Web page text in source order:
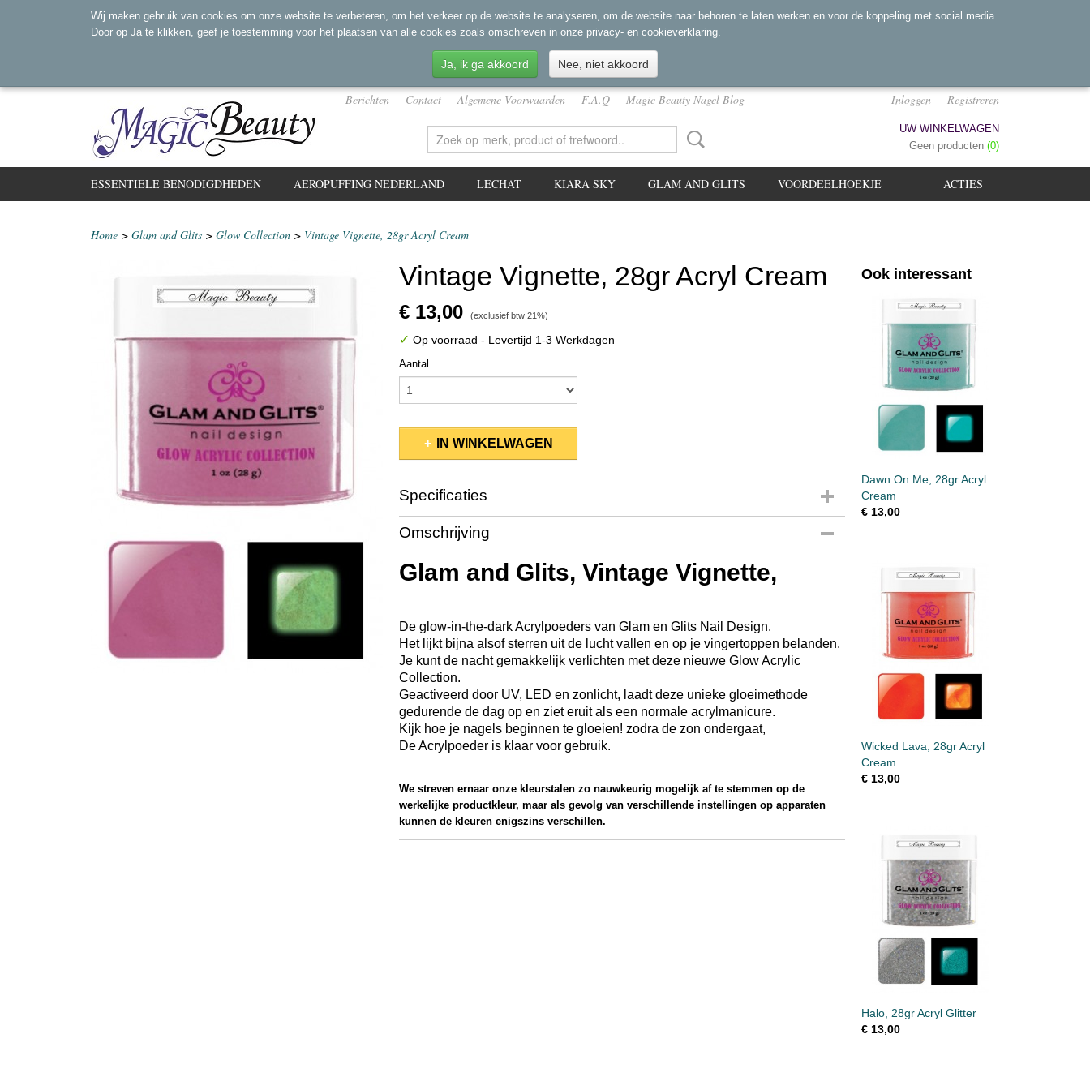
Berichten Contact Algemene Voorwaarden F.A.Q Magic Beauty Nagel Blog Inloggen Registreren
UW WINKELWAGEN
Geen producten (0)
ACTIES
ESSENTIELE BENODIGDHEDEN AEROPUFFING NEDERLAND LECHAT KIARA SKY GLAM AND GLITS VOORDEELHOEKJE
Home > Glam and Glits > Glow Collection > Vintage Vignette, 28gr Acryl Cream
Vintage Vignette, 28gr Acryl Cream
€ 13,00 (exclusief btw 21%)
✓ Op voorraad - Levertijd 1-3 Werkdagen
Aantal
IN WINKELWAGEN
Specificaties
Productcode
EAN code
Bruto gewicht
0,06 Kg
Omschrijving
Glam and Glits, Vintage Vignette,
De glow-in-the-dark Acrylpoeders van Glam en Glits Nail Design.
Het lijkt bijna alsof sterren uit de lucht vallen en op je vingertoppen belanden.
Je kunt de nacht gemakkelijk verlichten met deze nieuwe Glow Acrylic
Collection.
Geactiveerd door UV, LED en zonlicht, laadt deze unieke gloeimethode
gedurende de dag op en ziet eruit als een normale acrylmanicure.
Kijk hoe je nagels beginnen te gloeien! zodra de zon ondergaat,
De Acrylpoeder is klaar voor gebruik.
We streven ernaar onze kleurstalen zo nauwkeurig mogelijk af te stemmen op de
werkelijke productkleur, maar als gevolg van verschillende instellingen op apparaten
kunnen de kleuren enigszins verschillen.
Ook interessant
Dawn On Me, 28gr Acryl
Cream
€ 13,00
Wicked Lava, 28gr Acryl
Cream
€ 13,00
Halo, 28gr Acryl Glitter
€ 13,00
Wij maken gebruik van cookies om onze website te verbeteren, om het verkeer op de website te analyseren, om de website naar behoren te laten werken en voor de koppeling met social media.
Door op Ja te klikken, geef je toestemming voor het plaatsen van alle cookies zoals omschreven in onze privacy- en cookieverklaring.
Ja, ik ga akkoord Nee, niet akkoord